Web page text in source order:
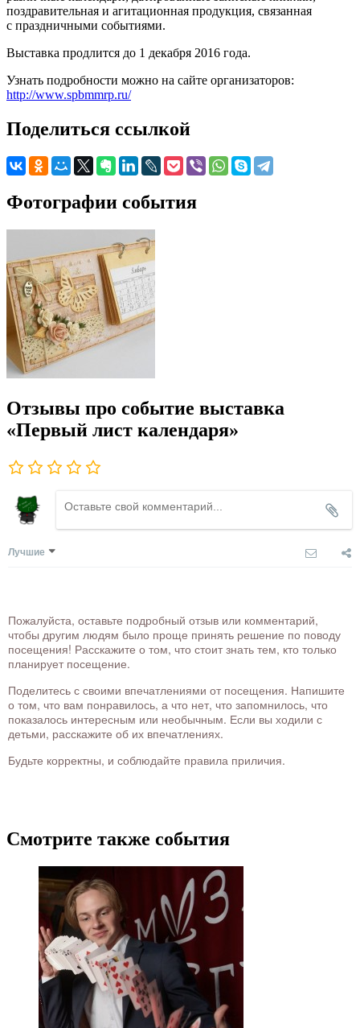
поздравительная и агитационная продукция, связанная
с праздничными событиями.
Выставка продлится до 1 декабря 2016 года.
Узнать подробности можно на сайте организаторов:
http://www.spbmmrp.ru/
Поделиться ссылкой
Фотографии события
Отзывы про событие выставка
«Первый лист календаря»
Лучшие
Пожалуйста, оставьте подробный отзыв или комментарий,
чтобы другим людям было проще принять решение по поводу
посещения! Расскажите о том, что стоит знать тем, кто только
планирует посещение.
Поделитесь с своими впечатлениями от посещения. Напишите
о том, что вам понравилось, а что нет, что запомнилось, что
показалось интересным или необычным. Если вы ходили с
детьми, расскажите об их впечатлениях.
Будьте корректны, и соблюдайте правила приличия.
Смотрите также события